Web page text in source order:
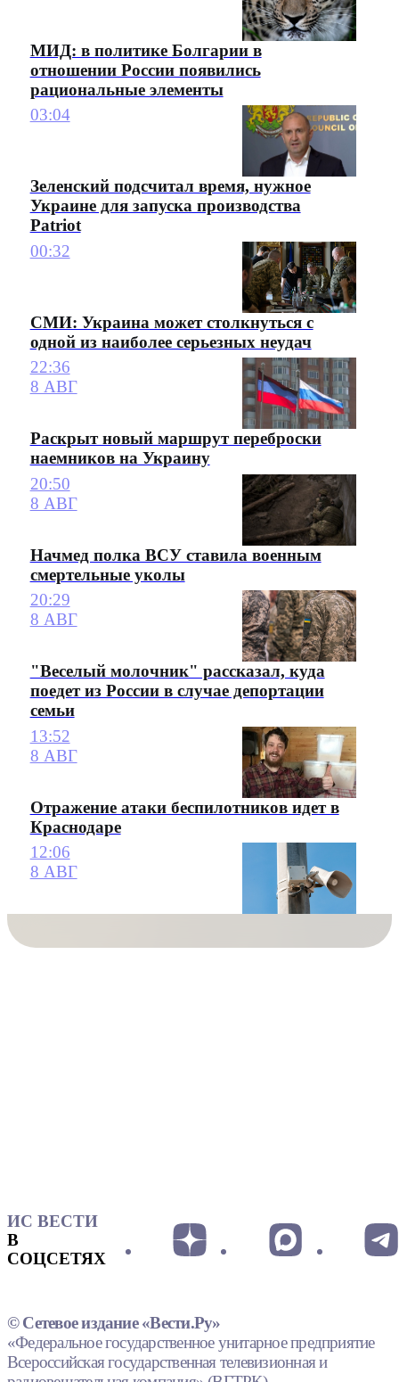
МИД: в политике Болгарии в
отношении России появились
рациональные элементы
03:04
Зеленский подсчитал время, нужное
Украине для запуска производства
Patriot
00:32
СМИ: Украина может столкнуться с
одной из наиболее серьезных неудач
22:36
8 АВГ
Раскрыт новый маршрут переброски
наемников на Украину
20:50
8 АВГ
Начмед полка ВСУ ставила военным
смертельные уколы
20:29
8 АВГ
"Веселый молочник" рассказал, куда
поедет из России в случае депортации
семьи
13:52
8 АВГ
Отражение атаки беспилотников идет в
Краснодаре
12:06
8 АВГ
ИС ВЕСТИ
В
СОЦСЕТЯХ
© Сетевое издание «Вести.Ру»
«Федеральное государственное унитарное предприятие
Всероссийская государственная телевизионная и